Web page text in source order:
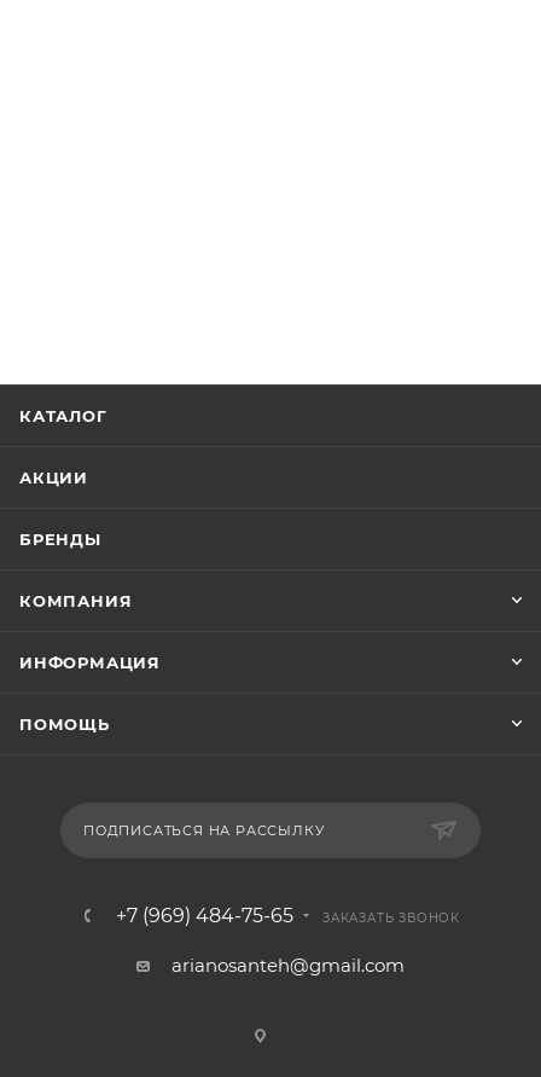
КАТАЛОГ
АКЦИИ
БРЕНДЫ
КОМПАНИЯ
ИНФОРМАЦИЯ
ПОМОЩЬ
ПОДПИСАТЬСЯ НА РАССЫЛКУ
+7 (969) 484-75-65 ЗАКАЗАТЬ ЗВОНОК
arianosanteh@gmail.com